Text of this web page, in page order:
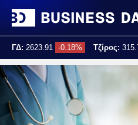
ΓΔ: 2623.91 -0.18% Τζίρος:
Τελ. ενημέρωση: 17:25:04